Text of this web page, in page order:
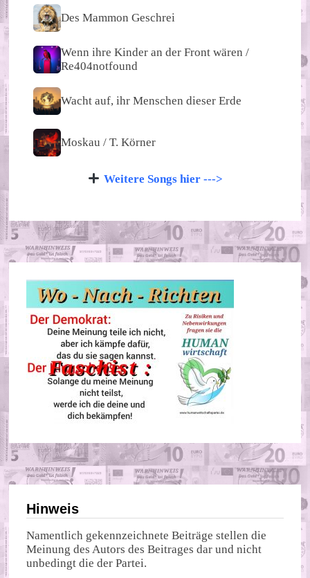
Des Mammon Geschrei
Wenn ihre Kinder an der Front wären /
Re404notfound
Wacht auf, ihr Menschen dieser Erde
Moskau / T. Körner
Weitere Songs hier --->
Hinweis
Namentlich gekennzeichnete Beiträge stellen die
Meinung des Autors des Beitrages dar und nicht
unbedingt die der Partei.